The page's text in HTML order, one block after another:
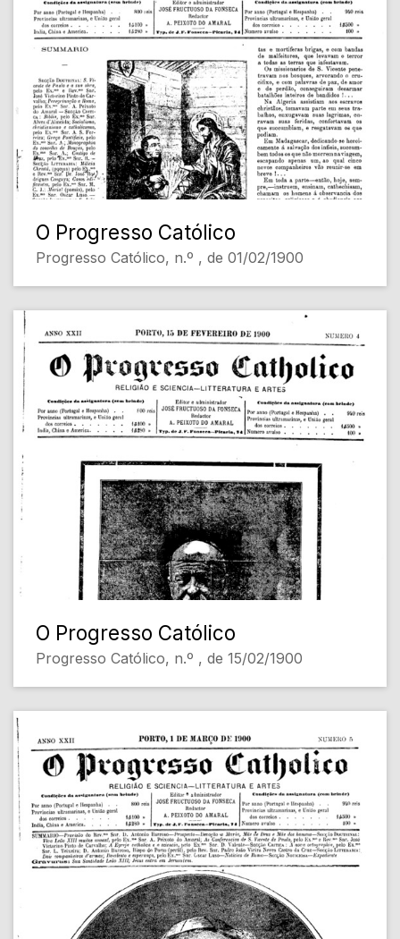
O Progresso Católico
Progresso Católico, n.º , de 01/02/1900
O Progresso Católico
Progresso Católico, n.º , de 15/02/1900